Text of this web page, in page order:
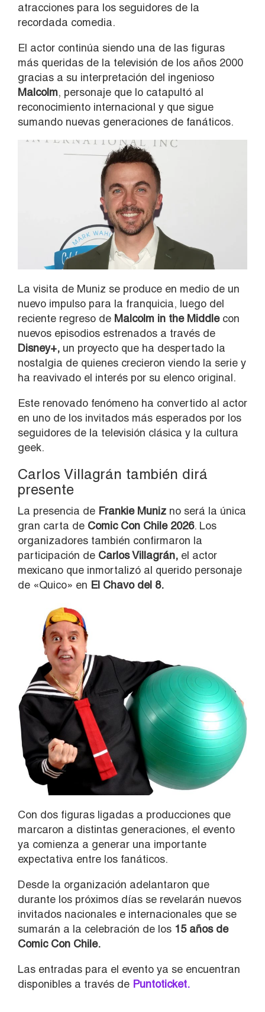
atracciones para los seguidores de la
recordada comedia.
El actor continúa siendo una de las figuras
más queridas de la televisión de los años 2000
gracias a su interpretación del ingenioso
Malcolm, personaje que lo catapultó al
reconocimiento internacional y que sigue
sumando nuevas generaciones de fanáticos.
La visita de Muniz se produce en medio de un
nuevo impulso para la franquicia, luego del
reciente regreso de Malcolm in the Middle con
nuevos episodios estrenados a través de
Disney+, un proyecto que ha despertado la
nostalgia de quienes crecieron viendo la serie y
ha reavivado el interés por su elenco original.
Este renovado fenómeno ha convertido al actor
en uno de los invitados más esperados por los
seguidores de la televisión clásica y la cultura
geek.
Carlos Villagrán también dirá
presente
La presencia de Frankie Muniz no será la única
gran carta de Comic Con Chile 2026. Los
organizadores también confirmaron la
participación de Carlos Villagrán, el actor
mexicano que inmortalizó al querido personaje
de «Quico» en El Chavo del 8.
Con dos figuras ligadas a producciones que
marcaron a distintas generaciones, el evento
ya comienza a generar una importante
expectativa entre los fanáticos.
Desde la organización adelantaron que
durante los próximos días se revelarán nuevos
invitados nacionales e internacionales que se
sumarán a la celebración de los 15 años de
Comic Con Chile.
Las entradas para el evento ya se encuentran
disponibles a través de Puntoticket.